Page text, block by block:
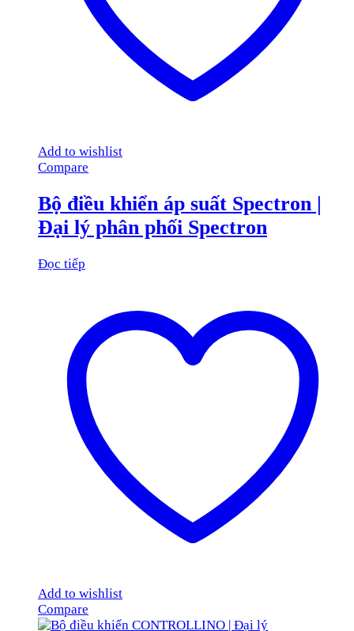
Add to wishlist
Compare
Bộ điều khiển áp suất Spectron |
Đại lý phân phối Spectron
Đọc tiếp
Add to wishlist
Compare